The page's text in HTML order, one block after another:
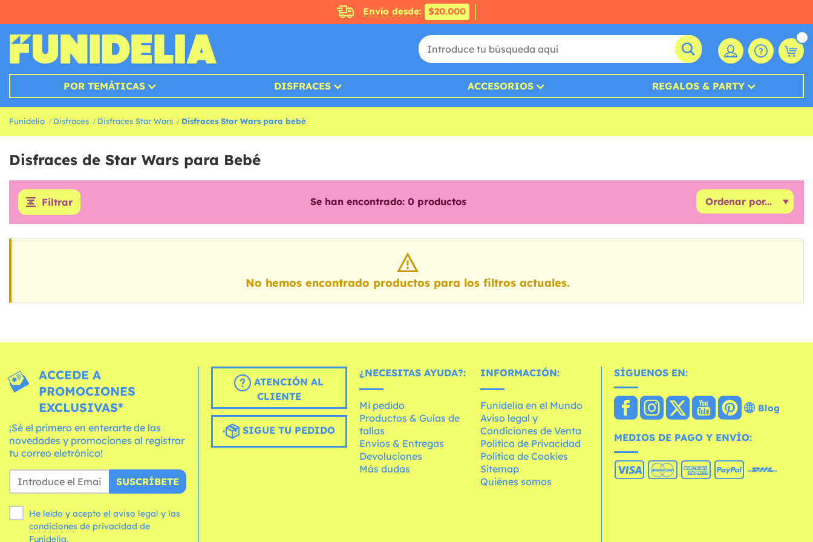
Envío desde: $20.000
POR TEMÁTICAS DISFRACES ACCESORIOS REGALOS & PARTY
Funidelia Disfraces Disfraces Star Wars Disfraces Star Wars para bebé
Disfraces de Star Wars para Bebé
Filtrar Se han encontrado: 0 productos
No hemos encontrado productos para los filtros actuales.
ACCEDE A
PROMOCIONES
EXCLUSIVAS*
¡Sé el primero en enterarte de las
novedades y promociones al registrar
tu correo eletrónico!
SUSCRÍBETE
He leído y acepto el aviso legal y las
condiciones
Funidelia.
ATENCIÓN AL
CLIENTE
SIGUE TU PEDIDO
¿NECESITAS AYUDA?:
Mi pedido
Productos & Guías de
tallas
Envíos & Entregas
Devoluciones
Más dudas
INFORMACIÓN:
Funidelia en el Mundo
Aviso legal y
Condiciones de Venta
Política de Privacidad
Política de Cookies
Sitemap
Quiénes somos
SÍGUENOS EN:
Blog
MEDIOS DE PAGO Y ENVÍO: